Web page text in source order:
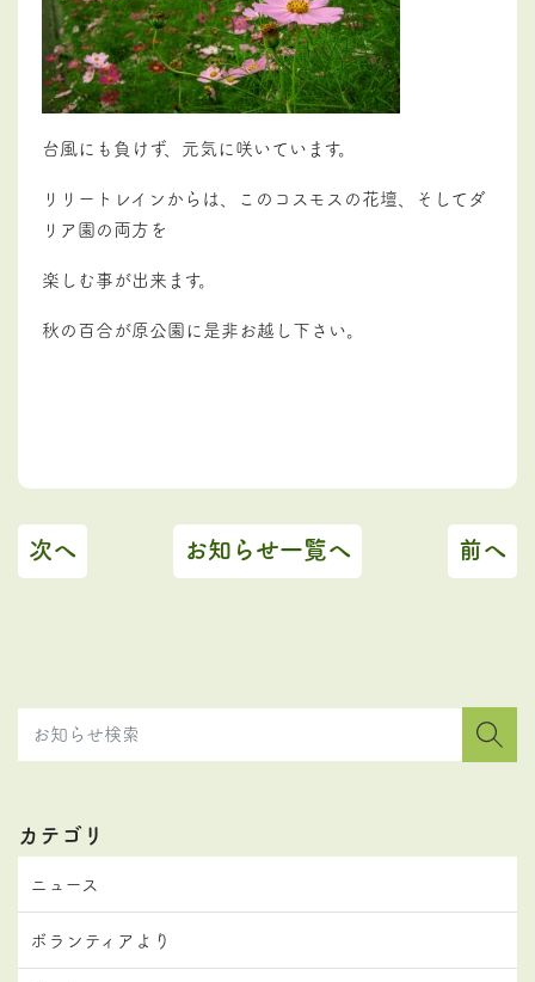
台風にも負けず、元気に咲いています。
リリートレインからは、このコスモスの花壇、そしてダ
リア園の両方を
楽しむ事が出来ます。
秋の百合が原公園に是非お越し下さい。
次へ お知らせ一覧へ 前へ
カテゴリ
ニュース
ボランティアより